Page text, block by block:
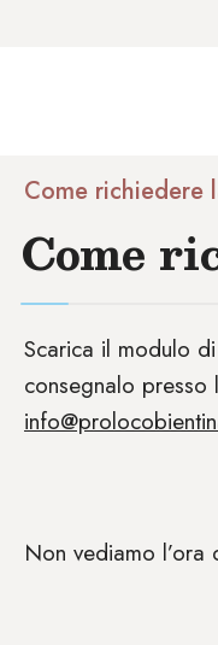
Come richiedere
Come
Scarica il modulo
consegnalo
Non vediamo